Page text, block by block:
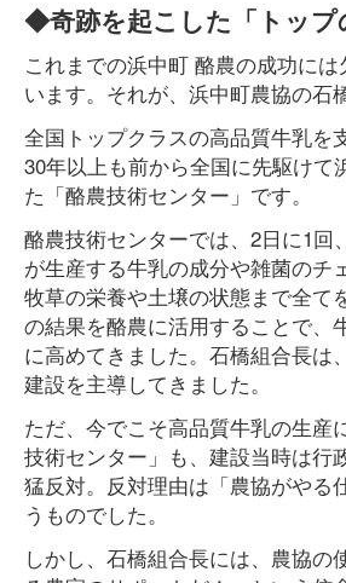
◆奇跡を起こした「トップ
これまでの浜中町 酪農の成功に
います。それが、浜中町農協の石
全国トップクラスの高品質牛乳を
30年以上も前から全国に先駆けて
た「酪農技術センター」です。
酪農技術センターでは、2日に1回
が生産する牛乳の成分や雑菌のチ
牧草の栄養や土壌の状態まで全て
の結果を酪農に活用することで、
に高めてきました。石橋組合長は
建設を主導してきました。
ただ、今でこそ高品質牛乳の生産
技術センター」も、建設当時は行
猛反対。反対理由は「農協がやる
うものでした。
しかし、石橋組合長には、農協の